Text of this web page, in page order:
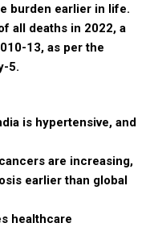
burden earlier in life.
all deaths in 2022, a
13, as per the
5.
is hypertensive, and
are increasing,
earlier than global
healthcare